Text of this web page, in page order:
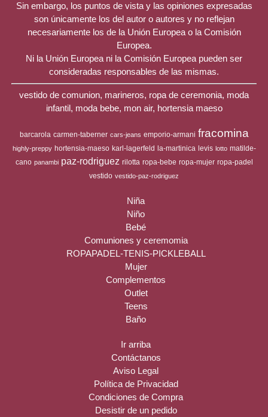
Sin embargo, los puntos de vista y las opiniones expresadas
son únicamente los del autor o autores y no reflejan
necesariamente los de la Unión Europea o la Comisión
Europea.
Ni la Unión Europea ni la Comisión Europea pueden ser
consideradas responsables de las mismas.
vestido de comunion, marineros, ropa de ceremonia, moda
infantil, moda bebe, mon air, hortensia maeso
barcarola carmen-taberner cars-jeans emporio-armani fracomina
highly-preppy hortensia-maeso karl-lagerfeld la-martinica levis lotto matilde-
cano panambi paz-rodriguez rilotta ropa-bebe ropa-mujer ropa-padel
vestido vestido-paz-rodriguez
Niña
Niño
Bebé
Comuniones y ceremomia
ROPAPADEL-TENIS-PICKLEBALL
Mujer
Complementos
Outlet
Teens
Baño
Ir arriba
Contáctanos
Aviso Legal
Política de Privacidad
Condiciones de Compra
Desistir de un pedido